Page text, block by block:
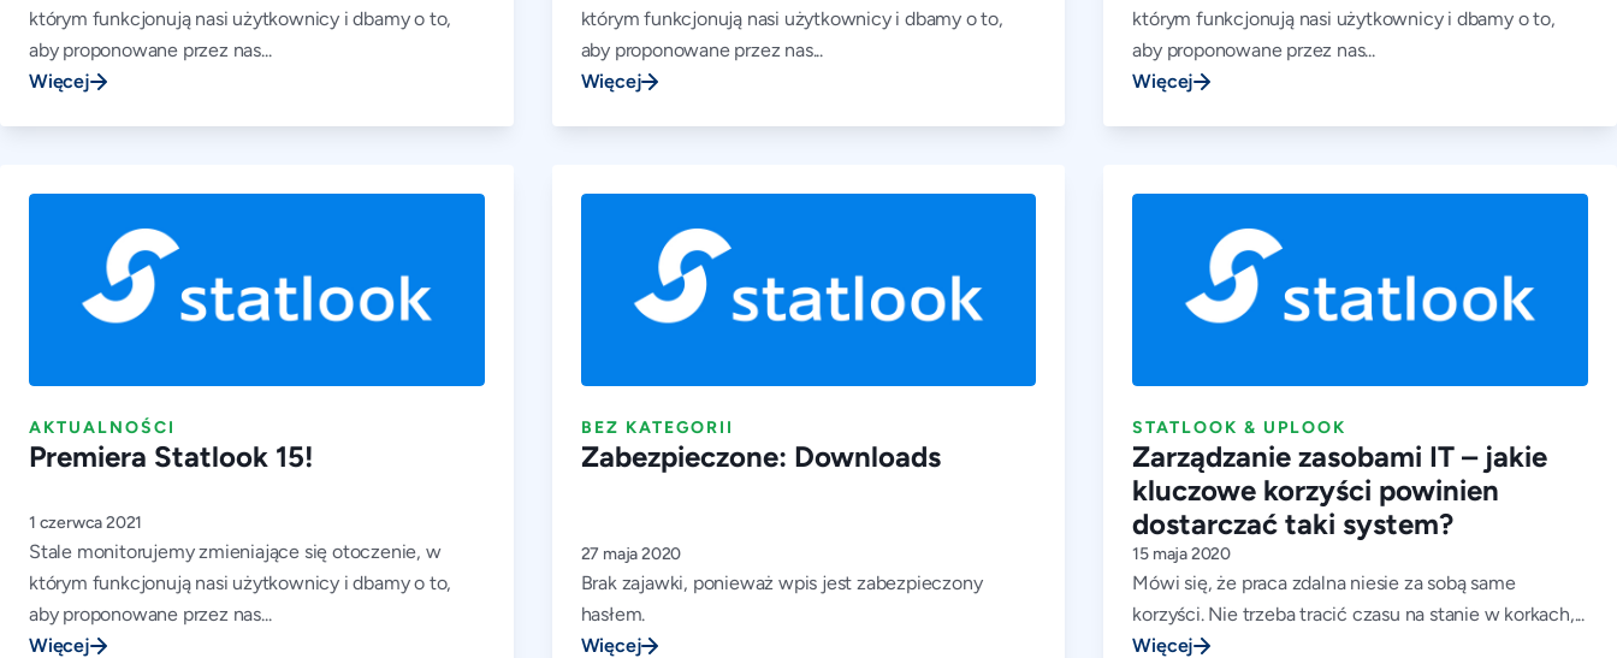
którym funkcjonują nasi użytkownicy i dbamy o to,
aby proponowane przez nas...
Więcej
którym funkcjonują nasi użytkownicy i dbamy o to,
aby proponowane przez nas...
Więcej
którym funkcjonują nasi użytkownicy i dbamy o to,
aby proponowane przez nas...
Więcej
AKTUALNOŚCI
Premiera Statlook 15!
1 czerwca 2021
Stale monitorujemy zmieniające się otoczenie, w
którym funkcjonują nasi użytkownicy i dbamy o to,
aby proponowane przez nas...
Więcej
BEZ KATEGORII
Zabezpieczone: Downloads
27 maja 2020
Brak zajawki, ponieważ wpis jest zabezpieczony
hasłem.
Więcej
STATLOOK & UPLOOK
Zarządzanie zasobami IT – jakie
kluczowe korzyści powinien
dostarczać taki system?
15 maja 2020
Mówi się, że praca zdalna niesie za sobą same
korzyści. Nie trzeba tracić czasu na stanie w korkach,...
Więcej